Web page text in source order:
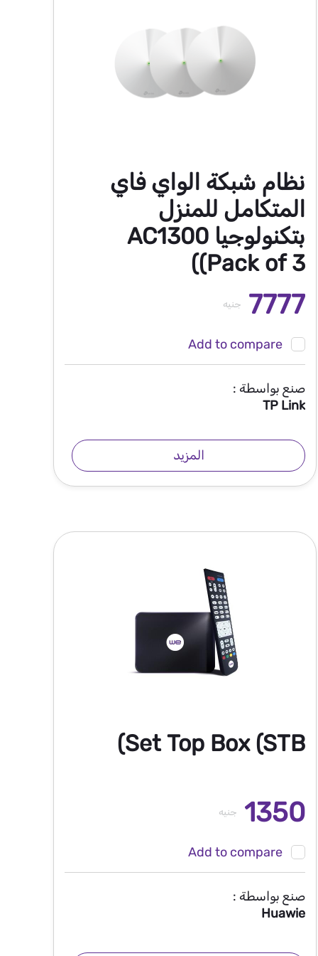
نظام شبكة الواي فاي
المتكامل للمنزل
بتكنولوجيا AC1300
(Pack of 3)
7777 جنيه
Add to compare
صنع بواسطة :
TP Link
المزيد
Set Top Box (STB)
1350 جنيه
Add to compare
صنع بواسطة :
Huawie